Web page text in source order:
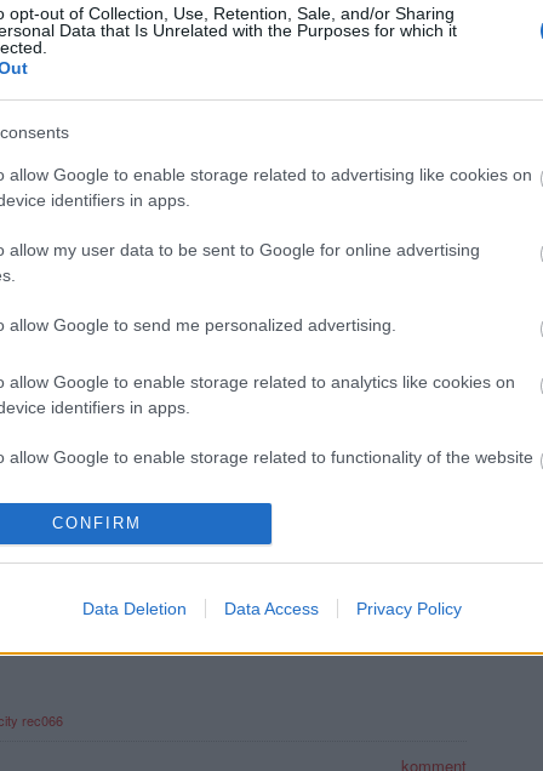
opt-out of Collection, Use, Retention, Sale, and/or Sharing
Data that Is Unrelated with the Purposes for which it
allow Google to enable storage related to advertising like cookies on
identifiers in apps.
allow my user data to be sent to Google for online advertising
allow Google to send me personalized advertising.
allow Google to enable storage related to analytics like cookies on
identifiers in apps.
allow Google to enable storage related to functionality of the website
allow Google to enable storage related to personalization.
functionality and fraud prevention, and other user protection.
CONFIRM
Data Deletion Data Access Privacy Policy
részévé nyilvánított épületei, valamint meghitt
zenei fesztiválnak is otthont ad. Ezek egyike a Sonic City,
Savages
hangsúlyosak a női előadók (Snail Mail, Emma Ruth
As Police Woman
hiába vár, mint a
Brüsszel és Brugge is alig másfél óra vonattal, így egy rövidebb
Recorder a Facebookon. Még több Recorder, ott, igen.
hétfői Sziget-
ajánló: Ünneplés
és megérkezés
Mátrában a
Június elején jön
Maraton!
ingyenes
Budaörs
rec066
komment